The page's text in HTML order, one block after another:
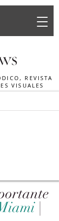
REVISTA
VISUALES
|